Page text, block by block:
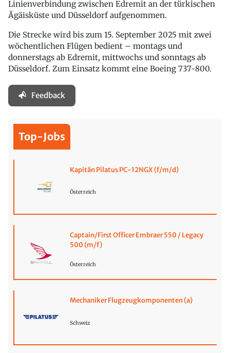
Linienverbindung zwischen Edremit an der türkischen
Ägäisküste und Düsseldorf aufgenommen.
Die Strecke wird bis zum 15. September 2025 mit zwei
wöchentlichen Flügen bedient – montags und
donnerstags ab Edremit, mittwochs und sonntags ab
Düsseldorf. Zum Einsatz kommt eine Boeing 737-800.
Feedback
Top-Jobs
Kapitän Pilatus PC-12NGX (f/m/d)
Österreich
Captain/First Officer Embraer 550 / Legacy
500 (m/f)
Österreich
Mechaniker Flugzeugkomponenten (a)
Schweiz